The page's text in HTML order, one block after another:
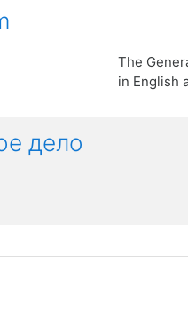
The
in English
дело